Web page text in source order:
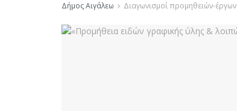
Δήμος Αιγάλεω Διαγωνισμοί προμηθειών-έργων